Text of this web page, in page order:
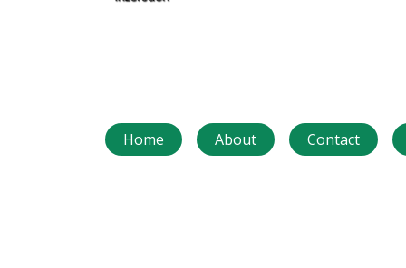
Home About Contact